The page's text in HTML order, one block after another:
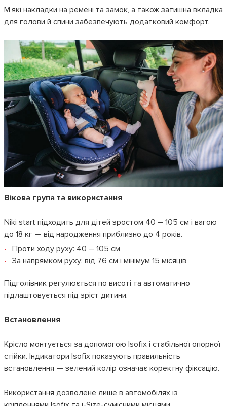
М’які накладки на ремені та замок, а також затишна вкладка
для голови й спини забезпечують додатковий комфорт.
Вікова група та використання
Niki start підходить для дітей зростом 40 – 105 см і вагою
до 18 кг — від народження приблизно до 4 років.
Проти ходу руху: 40 – 105 см
За напрямком руху: від 76 см і мінімум 15 місяців
Підголівник регулюється по висоті та автоматично
підлаштовується під зріст дитини.
Крісло монтується за допомогою Isofix і стабільної опорної
стійки. Індикатори Isofix показують правильність
встановлення — зелений колір означає коректну фіксацію.
Використання дозволене лише в автомобілях із